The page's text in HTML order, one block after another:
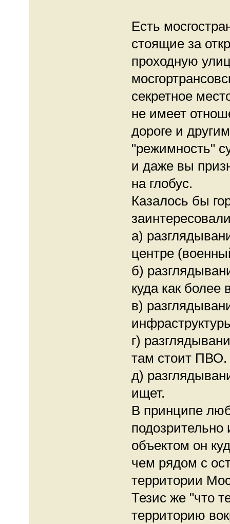
Есть
стоящие за
проходную
секретное
не имеет
дороге и
"режимность"
и даже вы
на глобус.
Казалось бы
а)
центре
б)
куда как более
в)
г)
там стоит ПВО.
д)
ищет.
В принципе
объектом он
чем рядом с
территории
Тезис же "что
территорию